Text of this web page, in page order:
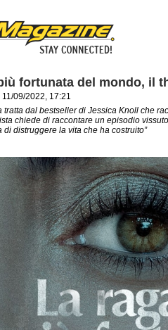
fortunata del mondo, il
11/09/2022, 17:21
tratta dal bestseller di Jessica Knoll che
chiede di raccontare un episodio
di distruggere la vita che ha costruito”